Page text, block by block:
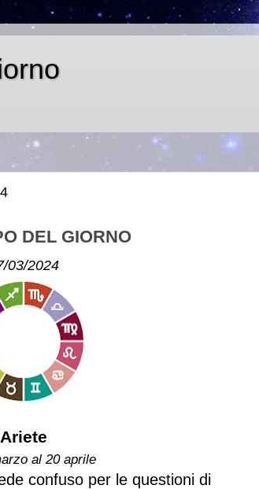
DEL GIORNO
03/2024
Ariete
al 20 aprile
confuso per le questioni di